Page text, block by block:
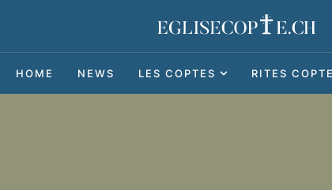
HOME NEWS LES COPTES RITES